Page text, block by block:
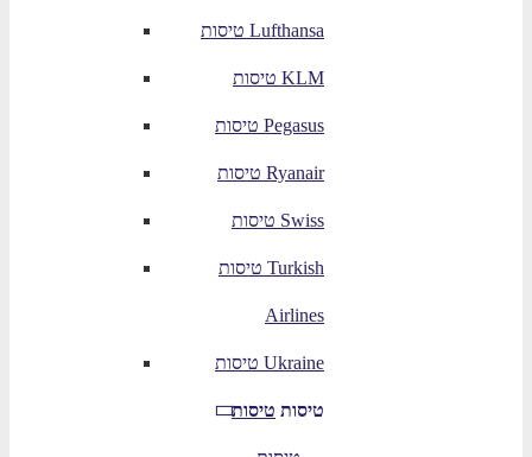
טיסות Lufthansa
טיסות KLM
טיסות Pegasus
טיסות Ryanair
טיסות Swiss
טיסות Turkish
Airlines
טיסות Ukraine
טיסות טיסות